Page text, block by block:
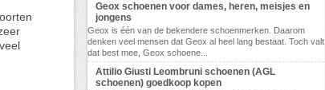
Geox schoenen voor dames, heren, meisjes en
jongens
Geox is één van de bekendere schoenmerken. Daarom
denken veel mensen dat Geox al heel lang bestaat. Toch valt
dat best mee, Geox schoene...
Attilio Giusti Leombruni schoenen (AGL
schoenen) goedkoop kopen